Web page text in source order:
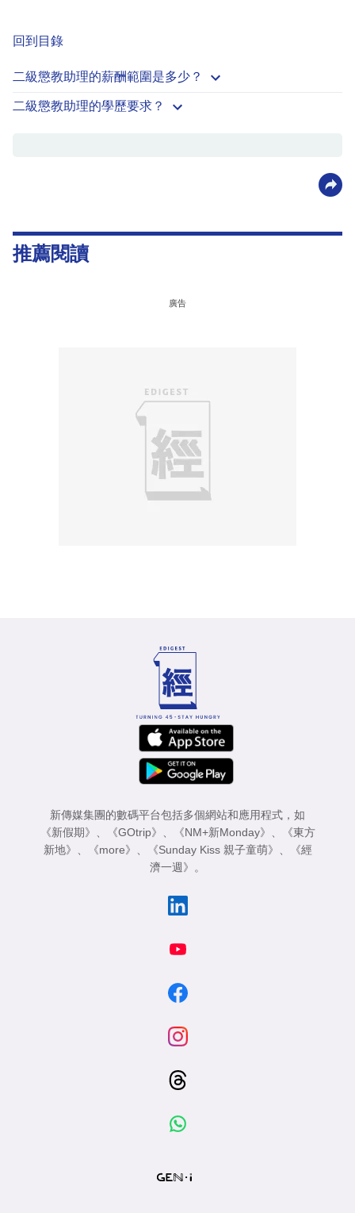
回到目錄
二級懲教助理的薪酬範圍是多少？
二級懲教助理的學歷要求？
推薦閱讀
廣告
新傳媒集團的數碼平台包括多個網站和應用程式，如
《新假期》
《GOtrip》 《NM+新Monday》
《東方
新地》
《more》 《Sunday Kiss 親子童萌》
《經
濟一週》
。